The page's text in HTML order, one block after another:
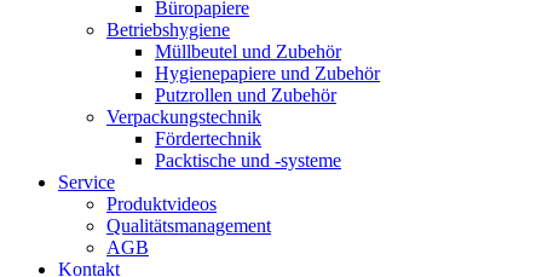
Büropapiere
Betriebshygiene
Müllbeutel und Zubehör
Hygienepapiere und Zubehör
Putzrollen und Zubehör
Verpackungstechnik
Fördertechnik
Packtische und -systeme
Service
Produktvideos
Qualitätsmanagement
AGB
Kontakt